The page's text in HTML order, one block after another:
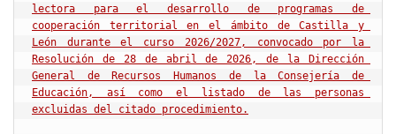
lectora para el desarrollo de programas de
cooperación territorial en el ámbito de Castilla y
León durante el curso 2026/2027, convocado por la
Resolución de 28 de abril de 2026, de la Dirección
General de Recursos Humanos de la Consejería de
Educación, así como el listado de las personas
excluidas del citado procedimiento.